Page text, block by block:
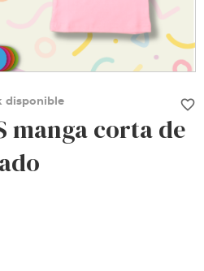
disponible favorite_border
manga corta de